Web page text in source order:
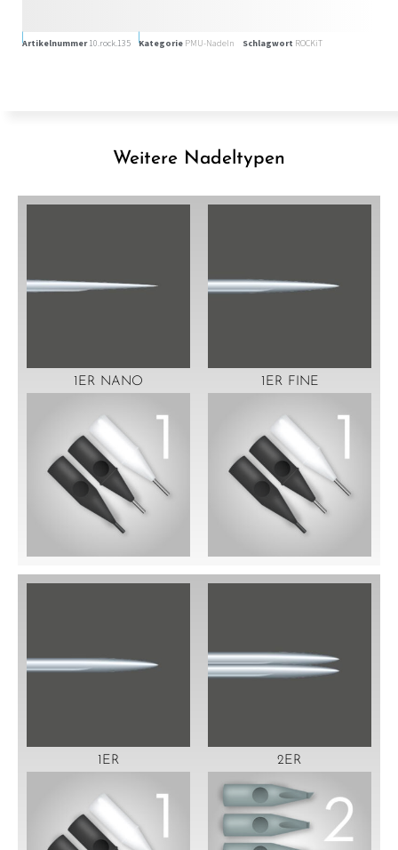
Artikelnummer10.rock.135 Kategorie PMU-Nadeln Schlagwort ROCKiT
Weitere Nadeltypen
1ER NANO 1ER FINE
1ER 2ER